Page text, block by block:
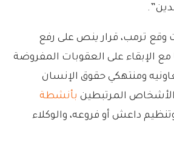
وقع ترمب، قرار ينص على رفع
الإبقاء على العقوبات المفروضة
ومنتهكي حقوق الإنسان
المرتبطين بأنشطة
داعش أو فروعه، والوكلاء